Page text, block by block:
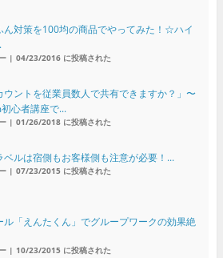
ん対策を100均の商品でやってみた！☆ハイ
| 04/23/2016 に投稿された
ウントを従業員数人で共有できますか？」〜
心者講座で...
| 01/26/2018 に投稿された
ベルは宿側もお客様側も注意が必要！...
| 07/23/2015 に投稿された
ル「えんたくん」でグループワークの効果絶
| 10/23/2015 に投稿された